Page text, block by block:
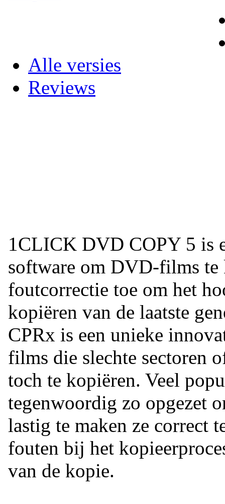
Alle versies
Reviews
1CLICK DVD COPY 5 is
software om DVD-films te
foutcorrectie toe om het
kopiëren van de laatste
CPRx is een unieke
films die slechte sectoren
toch te kopiëren. Veel
tegenwoordig zo opgezet
lastig te maken ze correct
fouten bij het
van de kopie.